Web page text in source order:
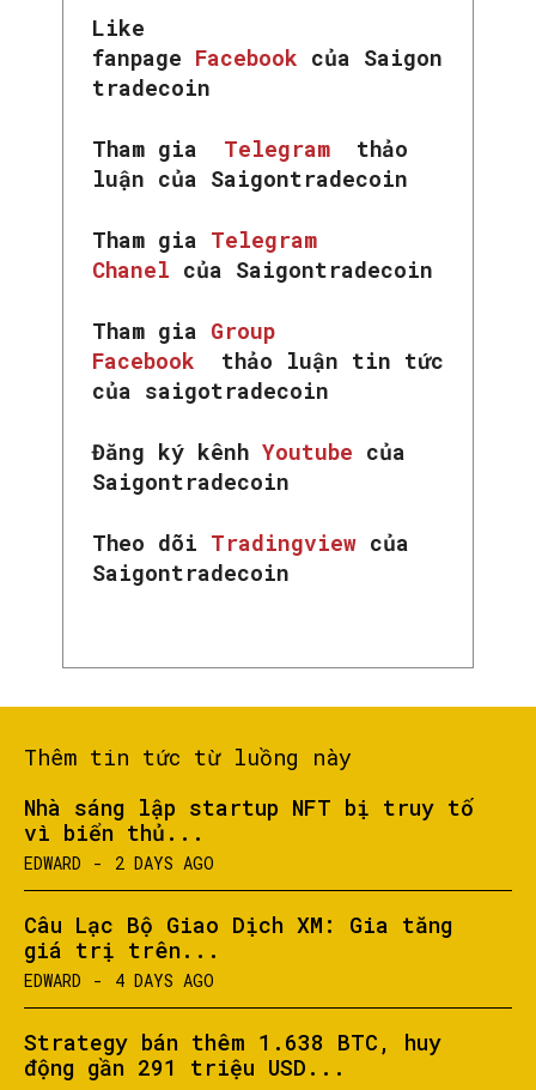
Like
fanpage Facebook của Saigon
tradecoin
Tham gia Telegram
thảo
luận của Saigontradecoin
Tham gia Telegram
Chanel của Saigontradecoin
Tham gia Group
Facebook
thảo luận tin tức
của saigotradecoin
Đăng ký kênh Youtube của
Saigontradecoin
Theo dõi Tradingview của
Saigontradecoin
Thêm tin tức từ luồng này
Nhà sáng lập startup NFT bị truy tố
vì biển thủ...
EDWARD - 2 DAYS AGO
Câu Lạc Bộ Giao Dịch XM: Gia tăng
giá trị trên...
EDWARD - 4 DAYS AGO
Strategy bán thêm 1.638 BTC, huy
động gần 291 triệu USD...